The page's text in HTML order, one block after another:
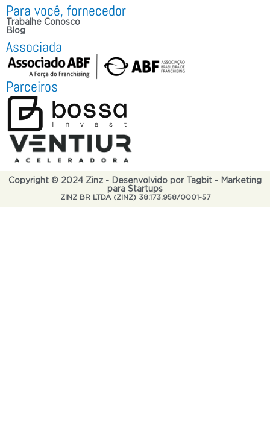
Para você, fornecedor
Trabalhe Conosco
Blog
Associada
Parceiros
Copyright © 2024 Zinz - Desenvolvido por Tagbit - Marketing
para Startups
ZINZ BR LTDA (ZINZ) 38.173.958/0001-57